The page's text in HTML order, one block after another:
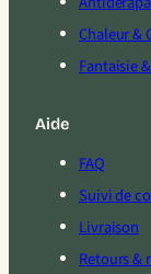
Chaleur &
Fantaisie
Aide
FAQ
Suivi de
Livraison
Retours &